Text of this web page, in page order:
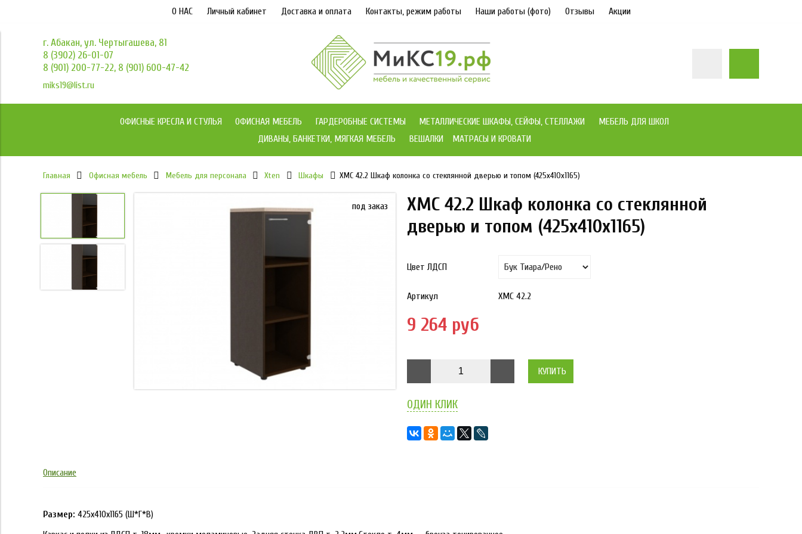
О НАС Личный кабинет Доставка и оплата Контакты, режим работы Наши работы (фото) Отзывы Акции
г. Абакан, ул. Чертыгашева, 81
8 (3902) 26-01-07
8 (901) 200-77-22, 8 (901) 600-47-42
miks19@list.ru
ОФИСНЫЕ КРЕСЛА И СТУЛЬЯ ОФИСНАЯ МЕБЕЛЬ ГАРДЕРОБНЫЕ СИСТЕМЫ МЕТАЛЛИЧЕСКИЕ ШКАФЫ, СЕЙФЫ, СТЕЛЛАЖИ
МЕБЕЛЬ ДЛЯ ШКОЛ
ДИВАНЫ, БАНКЕТКИ, МЯГКАЯ МЕБЕЛЬ
ВЕШАЛКИ МАТРАСЫ И КРОВАТИ
Главная Офисная мебель Мебель для персонала Xten Шкафы XMC 42.2 Шкаф колонка со стеклянной дверью и топом (425х410х1165)
под заказ под заказ
XMC 42.2 Шкаф колонка со стеклянной
дверью и топом (425х410х1165)
Цвет ЛДСП
Артикул XMC 42.2
9 264 руб
КУПИТЬ
ОДИН КЛИК
Описание
Размер: 425х410х1165 (Ш*Г*В)